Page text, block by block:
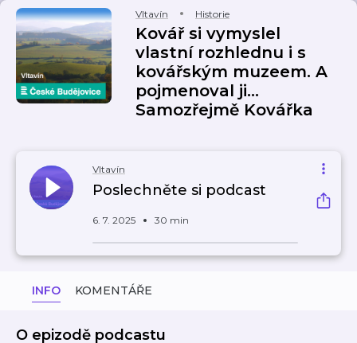
Vltavín Historie
Kovář si vymyslel
vlastní rozhlednu i s
kovářským muzeem. A
pojmenoval ji...
Samozřejmě Kovářka
Vltavín
Poslechněte si podcast
6. 7. 2025 30 min
INFO KOMENTÁŘE
O epizodě podcastu